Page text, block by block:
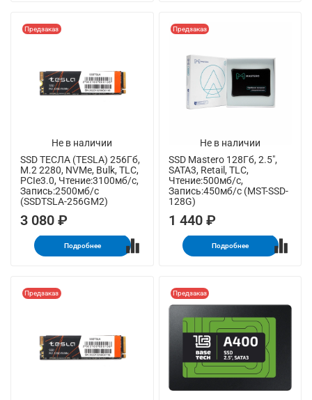
Не в наличии
Предзаказ
SSD ТЕСЛА (TESLA) 256Гб,
M.2 2280, NVMe, Bulk, TLC,
PCIe3.0, Чтение:3100мб/с,
Запись:2500мб/с
(SSDTSLA-256GM2)
3 080 ₽
Подробнее
Не в наличии
Предзаказ
SSD Mastero 128Гб, 2.5",
SATA3, Retail, TLC,
Чтение:500мб/с,
Запись:450мб/с (MST-SSD-
128G)
1 440 ₽
Подробнее
Предзаказ Предзаказ